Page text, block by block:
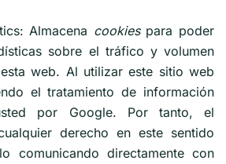
Almacena cookiespara poder
sobre el tráfico y volumen
web. Al utilizar este sitio web
el tratamiento de información
por Google. Por tanto, el
derecho en este sentido
comunicando directamente con